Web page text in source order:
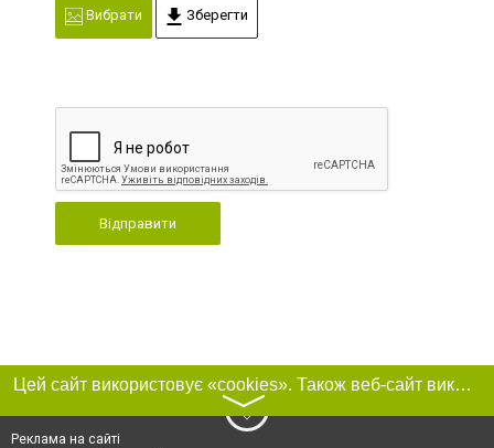
Вибрати
Зберегти
Відправити
Цей сайт використовує «cookies». Також веб-сайт використовує інтернет-сервіс для збору технічних даних стосовно відвідувачів з метою отримання маркетингової та статистичної інформації. Умови обробки даних відвідувачів сайту див.
〉
Реклама на сайті